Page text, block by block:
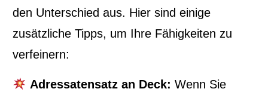
den Unterschied aus. Hier sind einige
zusätzliche Tipps, um Ihre Fähigkeiten zu
verfeinern:
Adressatensatz an Deck: Wenn Sie